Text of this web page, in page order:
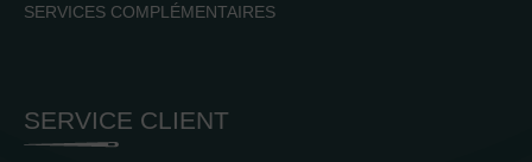
SERVICES COMPLÉMENTAIRES
SERVICE CLIENT